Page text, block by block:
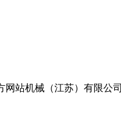
网站机械（江苏）有限公司